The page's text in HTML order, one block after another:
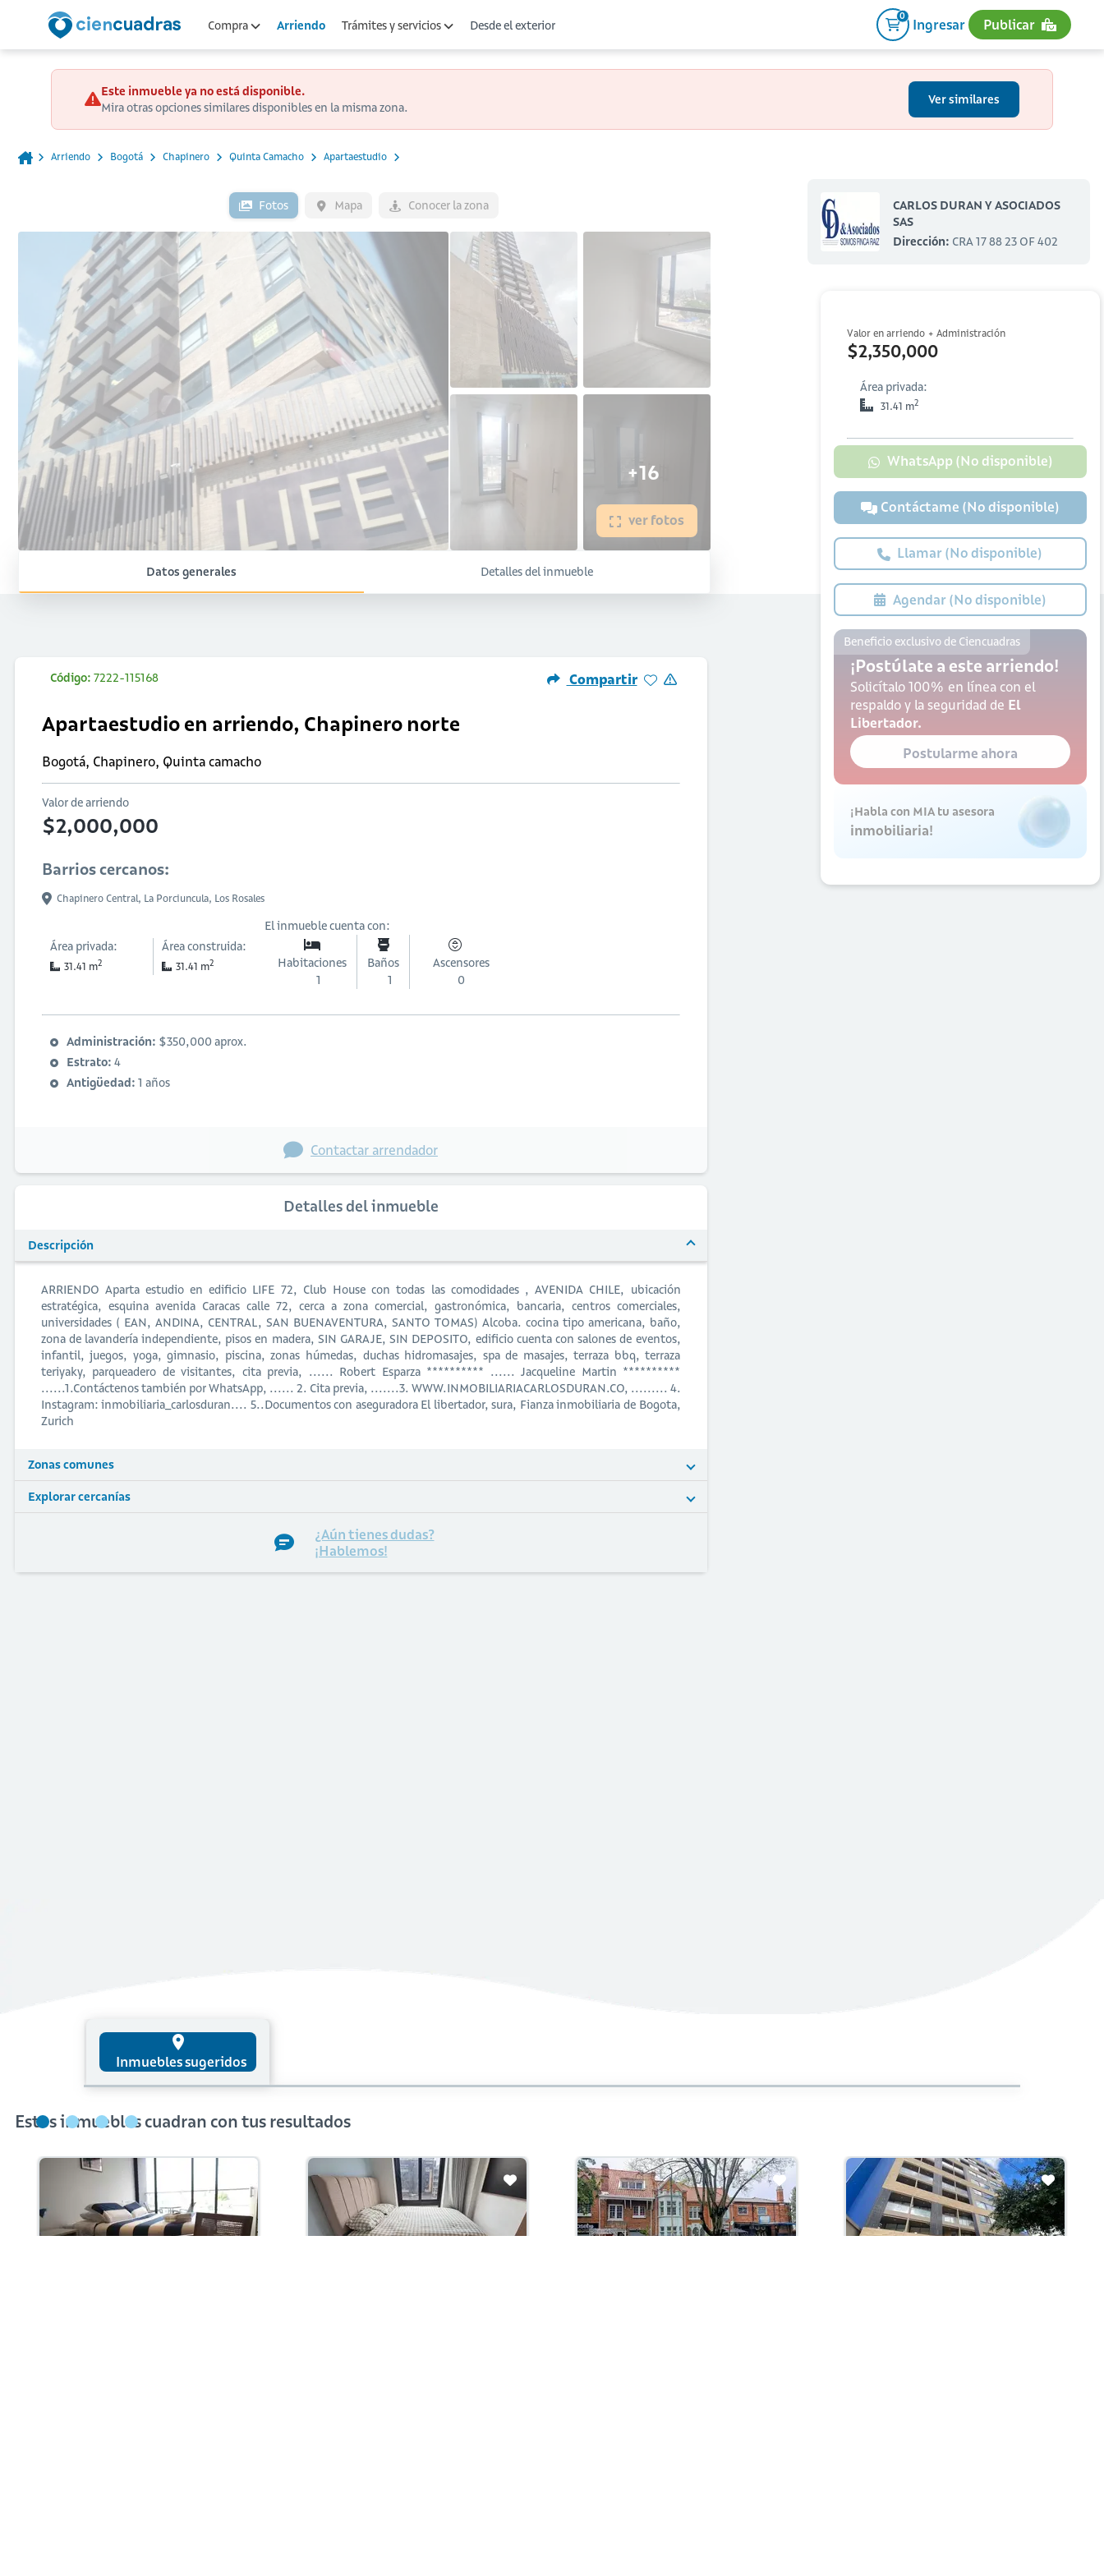
Compra Arriendo Trámites y servicios Desde el exterior
0
Ingresar Publicar
Este inmueble ya no está disponible.
Mira otras opciones similares disponibles en la misma zona.
Ver similares
Arriendo Bogotá Chapinero Quinta Camacho Apartaestudio
Fotos Mapa Conocer la zona
+16
ver fotos
CARLOS DURAN Y ASOCIADOS
SAS
Dirección: CRA 17 88 23 OF 402
Valor en arriendo + Administración
$2,350,000
Área privada:
31.41 m2
WhatsApp (No disponible)
Contáctame (No disponible)
Llamar (No disponible)
Agendar (No disponible)
Beneficio exclusivo de Ciencuadras
¡Postúlate a este arriendo!
Solicítalo 100% en línea con el
respaldo y la seguridad de El
Libertador.
Postularme ahora
¡Habla con MIA tu asesora
inmobiliaria!
Datos generales Detalles del inmueble
Código: 7222-115168 Compartir
Apartaestudio en arriendo, Chapinero norte
Bogotá, Chapinero, Quinta camacho
Valor de arriendo
$2,000,000
Barrios cercanos:
Chapinero Central, La Porciuncula, Los Rosales
Área privada:
31.41 m2
Área construida:
31.41 m2
El inmueble cuenta con:
Habitaciones
1
Baños
1
Ascensores
0
Administración: $350,000 aprox.
Estrato: 4
Antigüedad: 1 años
Contactar arrendador
Detalles del inmueble
Descripción
ARRIENDO Aparta estudio en edificio LIFE 72, Club House con todas las comodidades , AVENIDA CHILE, ubicación
estratégica, esquina avenida Caracas calle 72, cerca a zona comercial, gastronómica, bancaria, centros comerciales,
universidades ( EAN, ANDINA, CENTRAL, SAN BUENAVENTURA, SANTO TOMAS) Alcoba. cocina tipo americana, baño,
zona de lavandería independiente, pisos en madera, SIN GARAJE, SIN DEPOSITO, edificio cuenta con salones de eventos,
infantil, juegos, yoga, gimnasio, piscina, zonas húmedas, duchas hidromasajes, spa de masajes, terraza bbq, terraza
teriyaky, parqueadero de visitantes, cita previa, ...... Robert Esparza ********** ...... Jacqueline Martin **********
......1.Contáctenos también por WhatsApp, ...... 2. Cita previa, .......3. WWW.INMOBILIARIACARLOSDURAN.CO, ......... 4.
Instagram: inmobiliaria_carlosduran.... 5..Documentos con aseguradora El libertador, sura, Fianza inmobiliaria de Bogota,
Zurich
Zonas comunes
Explorar cercanías
¿Aún tienes dudas?
¡Hablemos!
place
Inmuebles sugeridos
Estos inmuebles cuadran con tus resultados